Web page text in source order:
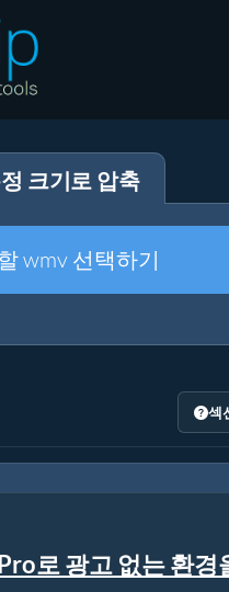
크기로 압축
wmv 선택하기
섹
로 광고 없는 환경